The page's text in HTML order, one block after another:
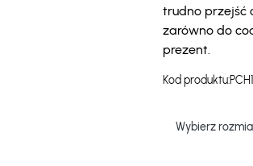
trudno przejść
zarówno do
prezent.
Kod produktu:
Wybierz